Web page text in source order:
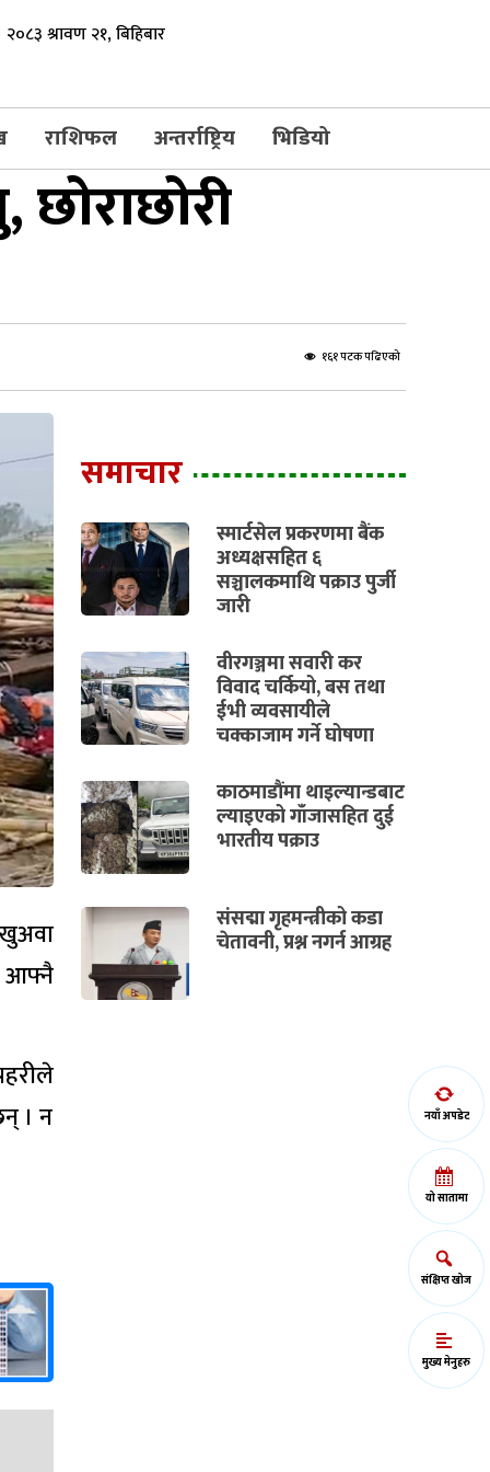
नयाँ अपडेट
यो सातामा
संक्षिप्त खोज
मुख्य मेनुहरु
२०८३ श्रावण २१, बिहिबार
राशिफल अन्तर्राष्ट्रिय भिडियो
१६१ पटक पढिएको
आफ्नै
। न
समाचार
स्मार्टसेल प्रकरणमा बैंक
अध्यक्षसहित ६
सञ्चालकमाथि पक्राउ पुर्जी
जारी
वीरगञ्जमा सवारी कर
विवाद चर्कियो, बस तथा
ईभी व्यवसायीले
चक्काजाम गर्ने घोषणा
काठमाडौंमा थाइल्यान्डबाट
ल्याइएको गाँजासहित दुई
भारतीय पक्राउ
संसद्मा गृहमन्त्रीको कडा
चेतावनी, प्रश्न नगर्न आग्रह